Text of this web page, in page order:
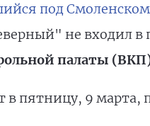
под Смоленском
не входил в
палаты
пятницу, 9 марта,